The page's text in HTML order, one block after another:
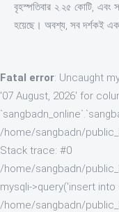
বৃহস্পতিবার ২.২৫ কোটি, এবং
হয়েছে। অবশ্য, সব দর্শকই
Fatal error: Uncaught
'07 August, 2026' for
/home/sangbadn/
Stack trace: #0
/home/sangbadn/
mysqli->query('insert into
/home/sangbadn/